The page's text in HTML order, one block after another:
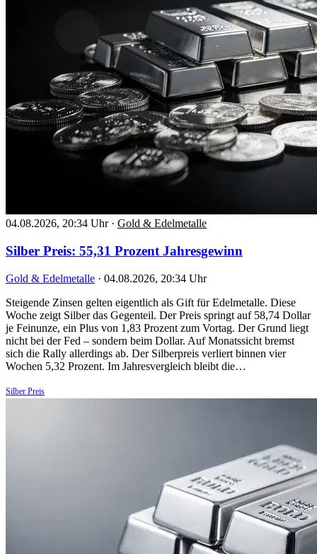
04.08.2026, 20:34 Uhr · Gold & Edelmetalle
Silber Preis: 55,31 Prozent Jahresgewinn
Gold & Edelmetalle · 04.08.2026, 20:34 Uhr
Steigende Zinsen gelten eigentlich als Gift für Edelmetalle. Diese
Woche zeigt Silber das Gegenteil. Der Preis springt auf 58,74 Dollar
je Feinunze, ein Plus von 1,83 Prozent zum Vortag. Der Grund liegt
nicht bei der Fed – sondern beim Dollar. Auf Monatssicht bremst
sich die Rally allerdings ab. Der Silberpreis verliert binnen vier
Wochen 5,32 Prozent. Im Jahresvergleich bleibt die…
Silber Preis